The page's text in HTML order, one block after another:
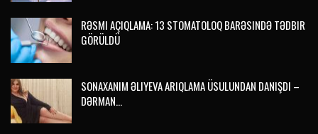
RƏSMI AÇIQLAMA: 13 STOMATOLOQ BARƏSINDƏ TƏDBIR
GÖRÜLDÜ
SONAXANIM ƏLIYEVA ARIQLAMA ÜSULUNDAN DANIŞDI –
DƏRMAN…